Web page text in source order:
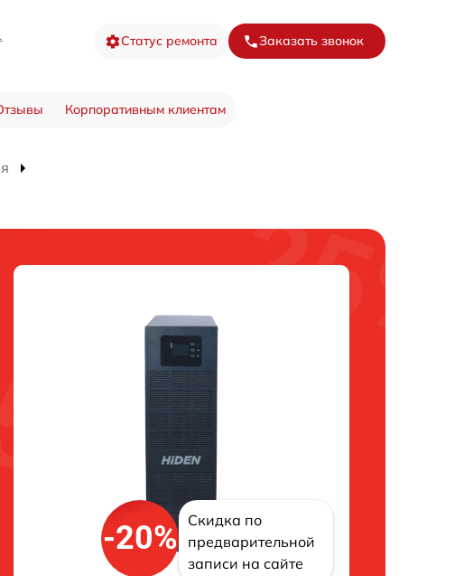
Статус ремонта Заказать звонок
Корпоративным клиентам
-20%
Скидка по
предварительной
записи на сайте